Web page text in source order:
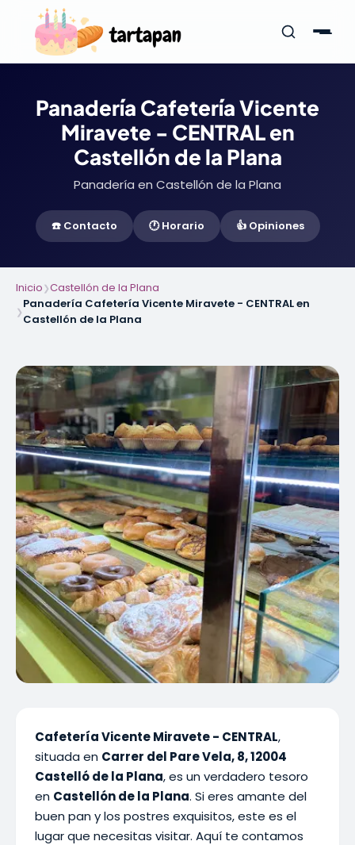
Panadería Cafetería Vicente
Miravete - CENTRAL en
Castellón de la Plana
Panadería en Castellón de la Plana
☎️ Contacto 🕐 Horario 👍 Opiniones
Inicio❯Castellón de la Plana
❯
Panadería Cafetería Vicente Miravete - CENTRAL en
Castellón de la Plana
Cafetería Vicente Miravete - CENTRAL,
situada en Carrer del Pare Vela, 8, 12004
Castelló de la Plana, es un verdadero tesoro
en Castellón de la Plana. Si eres amante del
buen pan y los postres exquisitos, este es el
lugar que necesitas visitar. Aquí te contamos